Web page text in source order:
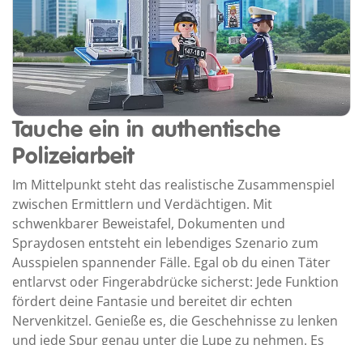
Tauche ein in authentische
Polizeiarbeit
Im Mittelpunkt steht das realistische Zusammenspiel
zwischen Ermittlern und Verdächtigen. Mit
schwenkbarer Beweistafel, Dokumenten und
Spraydosen entsteht ein lebendiges Szenario zum
Ausspielen spannender Fälle. Egal ob du einen Täter
entlarvst oder Fingerabdrücke sicherst: Jede Funktion
fördert deine Fantasie und bereitet dir echten
Nervenkitzel. Genieße es, die Geschehnisse zu lenken
und jede Spur genau unter die Lupe zu nehmen. Es